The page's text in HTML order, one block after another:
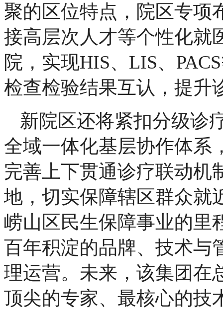
聚的区位特点，院区专项
接高层次人才等个性化就
院，实现HIS、LIS、
检查检验结果互认，提升
新院区还将紧扣分级诊
全域一体化基层协作体系
完善上下贯通诊疗联动机
地，切实保障辖区群众就
崂山区民生保障事业的里
百年积淀的品牌、技术与
理运营。未来，该集团在
顶尖的专家、最核心的技